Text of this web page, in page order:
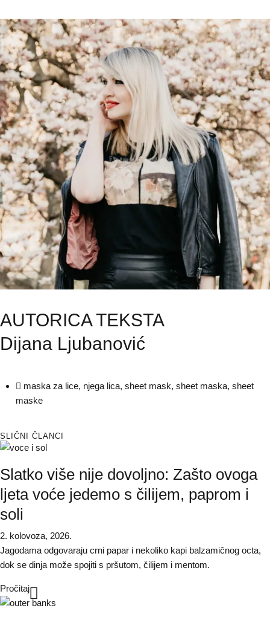
AUTORICA TEKSTA
Dijana Ljubanović
maska za lice, njega lica, sheet mask, sheet maska, sheet
maske
SLIČNI ČLANCI
Slatko više nije dovoljno: Zašto ovoga
ljeta voće jedemo s čilijem, paprom i
soli
2. kolovoza, 2026.
Jagodama odgovaraju crni papar i nekoliko kapi balzamičnog octa,
dok se dinja može spojiti s pršutom, čilijem i mentom.
Pročitaj